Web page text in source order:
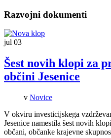
Razvojni dokumenti
jul 03
Šest novih klopi za
občini Jesenice
v Novice
V okviru investicijskega
Jesenice namestila šest novih
občani, občanke krajevne